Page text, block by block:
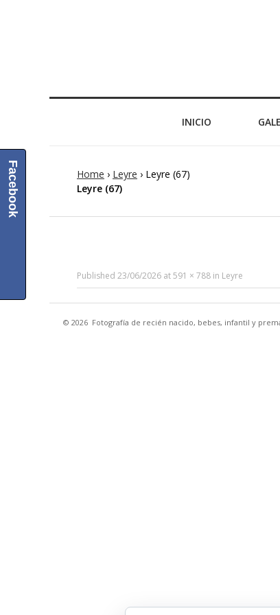
INICIO
Home › Leyre › Leyre (67)
Leyre (67)
Published 23/06/2026 at591 × 788 in Leyre
© 2026 Fotografía de recién nacido, bebes, infantil y
Facebook